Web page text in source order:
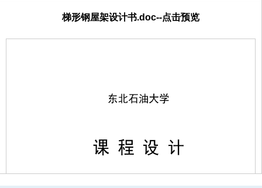
梯形钢屋架设计书.doc--点击预览